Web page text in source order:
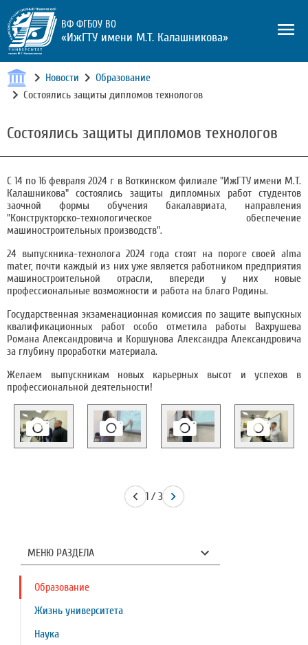
ВФ ФГБОУ ВО
«ИжГТУ имени М.Т. Калашникова»
Новости
Образование
Состоялись защиты дипломов технологов
Состоялись защиты дипломов технологов
С 14 по 16 февраля 2024 г в Воткинском филиале "ИжГТУ имени М.Т.
Калашникова" состоялись защиты дипломных работ студентов
заочной формы обучения бакалавриата, направления
"Конструкторско-технологическое обеспечение
машиностроительных производств".
24 выпускника-технолога 2024 года стоят на пороге своей alma
mater, почти каждый из них уже является работником предприятия
машиностроительной отрасли, впереди у них новые
профессиональные возможности и работа на благо Родины.
Государственная экзаменационная комиссия по защите выпускных
квалификационных работ особо отметила работы Вахрушева
Романа Александровича и Коршунова Александра Александровича
за глубину проработки материала.
Желаем выпускникам новых карьерных высот и успехов в
профессиональной деятельности!
1 / 3
МЕНЮ РАЗДЕЛА
Образование
Жизнь университета
Наука